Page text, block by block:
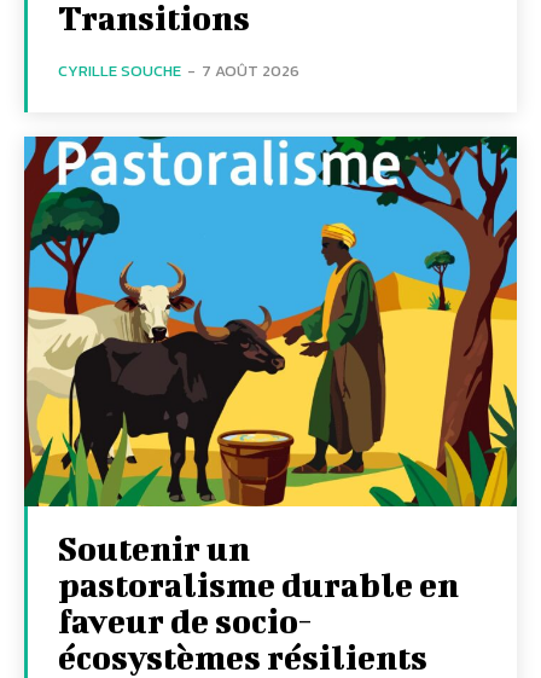
Transitions
CYRILLE SOUCHE - 7 AOÛT 2026
Soutenir un
pastoralisme durable en
faveur de socio-
écosystèmes résilients